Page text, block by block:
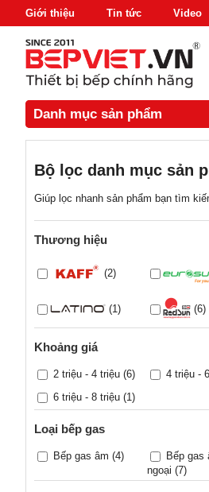
Giới thiệu Tin tức Video
Danh mục sản phẩm
Bộ lọc danh mục sản
Giúp lọc nhanh sản phẩm bạn tìm
Thương hiệu
(2)
(1) (6)
Khoảng giá
2 triệu - 4 triệu (6) 4 triệu -
6 triệu - 8 triệu (1)
Loại bếp gas
Bếp gas âm (4)
Bếp gas
ngoại (7)